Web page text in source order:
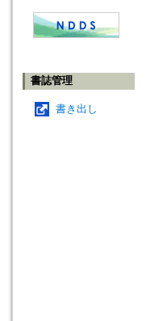
書誌管理
書き出し